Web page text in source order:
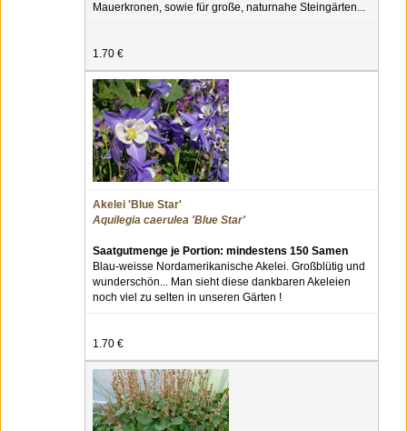
Mauerkronen, sowie für große, naturnahe Steingärten...
1.70 €
Akelei 'Blue Star'
Aquilegia caerulea 'Blue Star'
Saatgutmenge je Portion: mindestens 150 Samen
Blau-weisse Nordamerikanische Akelei. Großblütig und
wunderschön... Man sieht diese dankbaren Akeleien
noch viel zu selten in unseren Gärten !
1.70 €